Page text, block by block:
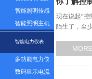
模块
智能照明传感
器
智能照明主机
智能电力仪表
多功能电力仪
表
数码显示电流
吗？—能
现在说起“
陌生了，至
MORE